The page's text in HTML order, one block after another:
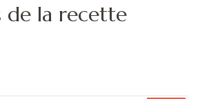
de la recette